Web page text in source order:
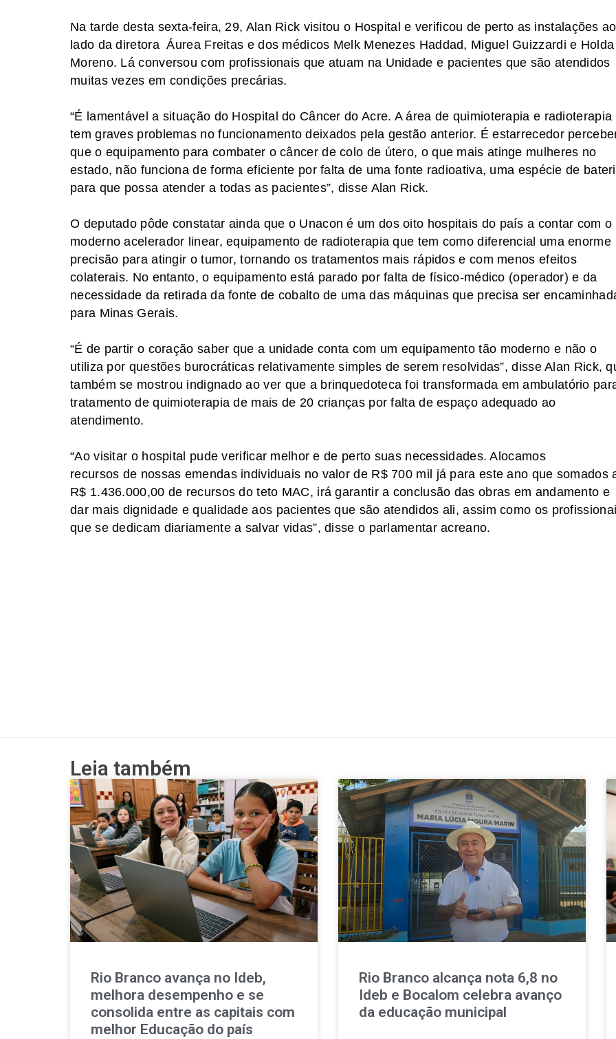
Na tarde desta sexta-feira, 29, Alan Rick visitou o Hospital e verificou de perto as instalações ao
lado da diretora Áurea Freitas e dos médicos Melk Menezes Haddad, Miguel Guizzardi e Holda
Moreno. Lá conversou com profissionais que atuam na Unidade e pacientes que são atendidos
muitas vezes em condições precárias.
“É lamentável a situação do Hospital do Câncer do Acre. A área de quimioterapia e radioterapia
tem graves problemas no funcionamento deixados pela gestão anterior. É estarrecedor
que o equipamento para combater o câncer de colo de útero, o que mais atinge mulheres no
estado, não funciona de forma eficiente por falta de uma fonte radioativa, uma espécie de
para que possa atender a todas as pacientes”, disse Alan Rick.
O deputado pôde constatar ainda que o Unacon é um dos oito hospitais do país a contar com o
moderno acelerador linear, equipamento de radioterapia que tem como diferencial uma enorme
precisão para atingir o tumor, tornando os tratamentos mais rápidos e com menos efeitos
colaterais. No entanto, o equipamento está parado por falta de físico-médico (operador) e da
necessidade da retirada da fonte de cobalto de uma das máquinas que precisa ser
para Minas Gerais.
“É de partir o coração saber que a unidade conta com um equipamento tão moderno e não o
utiliza por questões burocráticas relativamente simples de serem resolvidas”, disse Alan Rick,
também se mostrou indignado ao ver que a brinquedoteca foi transformada em ambulatório
tratamento de quimioterapia de mais de 20 crianças por falta de espaço adequado ao
atendimento.
“Ao visitar o hospital pude verificar melhor e de perto suas necessidades. Alocamos
recursos de nossas emendas individuais no valor de R$ 700 mil já para este ano que somados
R$ 1.436.000,00 de recursos do teto MAC, irá garantir a conclusão das obras em andamento e
dar mais dignidade e qualidade aos pacientes que são atendidos ali, assim como os
que se dedicam diariamente a salvar vidas”, disse o parlamentar acreano.
Leia também
Rio Branco avança no Ideb,
melhora desempenho e se
consolida entre as capitais com
melhor Educação do país
Rio Branco alcança nota 6,8 no
Ideb e Bocalom celebra avanço
da educação municipal